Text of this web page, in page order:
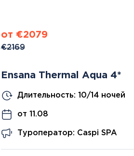
от €2079
€2169
Ensana Thermal Aqua 4*
Длительность: 10/14 ночей
от 11.08
Туроператор: Caspi SPA